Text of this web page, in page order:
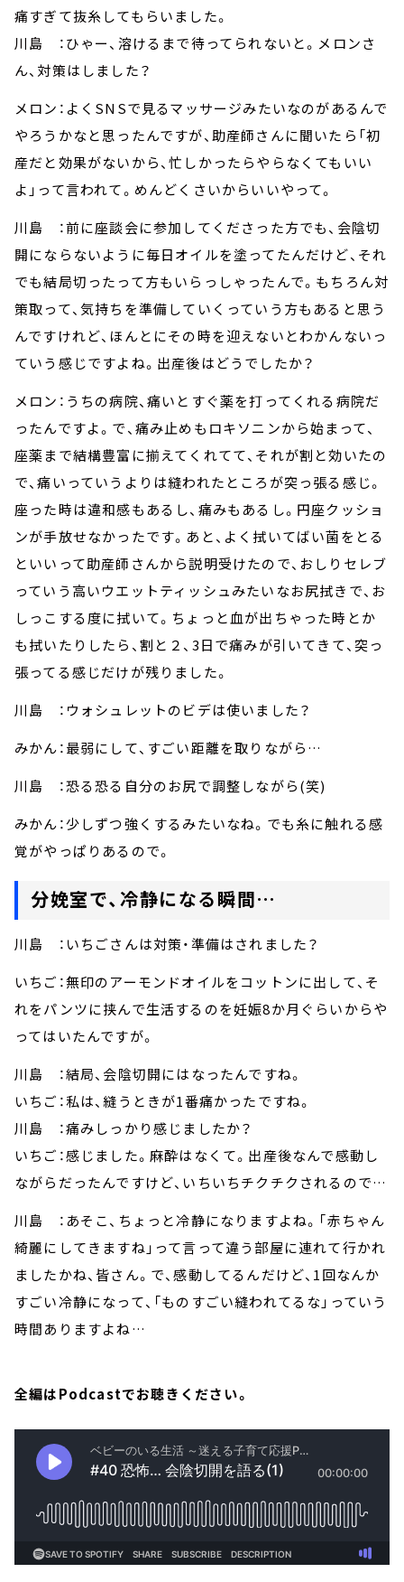
痛すぎて抜糸してもらいました。
川島 ：ひゃー、溶けるまで待ってられないと。メロンさ
ん、対策はしました？
メロン：よくSNSで見るマッサージみたいなのがあるんで
やろうかなと思ったんですが、助産師さんに聞いたら「初
産だと効果がないから、忙しかったらやらなくてもいい
よ」って言われて。めんどくさいからいいやって。
川島 ：前に座談会に参加してくださった方でも、会陰切
開にならないように毎日オイルを塗ってたんだけど、それ
でも結局切ったって方もいらっしゃったんで。もちろん対
策取って、気持ちを準備していくっていう方もあると思う
んですけれど、ほんとにその時を迎えないとわかんないっ
ていう感じですよね。出産後はどうでしたか？
メロン：うちの病院、痛いとすぐ薬を打ってくれる病院だ
ったんですよ。で、痛み止めもロキソニンから始まって、
座薬まで結構豊富に揃えてくれてて、それが割と効いたの
で、痛いっていうよりは縫われたところが突っ張る感じ。
座った時は違和感もあるし、痛みもあるし。円座クッショ
ンが手放せなかったです。あと、よく拭いてばい菌をとる
といいって助産師さんから説明受けたので、おしりセレブ
っていう高いウエットティッシュみたいなお尻拭きで、お
しっこする度に拭いて。ちょっと血が出ちゃった時とか
も拭いたりしたら、割と２、3日で痛みが引いてきて、突っ
張ってる感じだけが残りました。
川島 ：ウォシュレットのビデは使いました？
みかん：最弱にして、すごい距離を取りながら…
川島 ：恐る恐る自分のお尻で調整しながら(笑)
みかん：少しずつ強くするみたいなね。でも糸に触れる感
覚がやっぱりあるので。
分娩室で、冷静になる瞬間…
川島 ：いちごさんは対策・準備はされました？
いちご：無印のアーモンドオイルをコットンに出して、そ
れをパンツに挟んで生活するのを妊娠8か月ぐらいからや
ってはいたんですが。
川島 ：結局、会陰切開にはなったんですね。
いちご：私は、縫うときが1番痛かったですね。
川島 ：痛みしっかり感じましたか？
いちご：感じました。麻酔はなくて。出産後なんで感動し
ながらだったんですけど、いちいちチクチクされるので…
川島 ：あそこ、ちょっと冷静になりますよね。「赤ちゃん
綺麗にしてきますね」って言って違う部屋に連れて行かれ
ましたかね、皆さん。で、感動してるんだけど、1回なんか
すごい冷静になって、「ものすごい縫われてるな」っていう
時間ありますよね…
全編はPodcastでお聴きください。